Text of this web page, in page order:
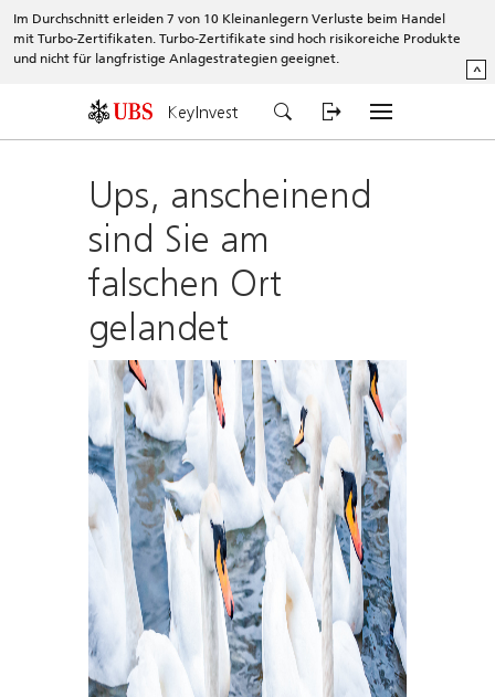
Im Durchschnitt erleiden 7 von 10 Kleinanlegern Verluste beim Handel
mit Turbo-Zertifikaten. Turbo-Zertifikate sind hoch risikoreiche Produkte
und nicht für langfristige Anlagestrategien geeignet.
^
KeyInvest
Ups, anscheinend
sind Sie am
falschen Ort
gelandet